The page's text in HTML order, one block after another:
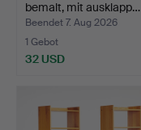
bemalt, mit ausklapp…
Beendet 7. Aug 2026
1 Gebot
32 USD